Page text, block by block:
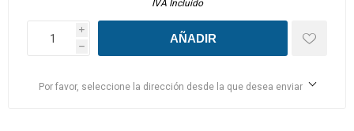
IVA Incluído
i
h
Por favor, seleccione la dirección desde la que desea enviar